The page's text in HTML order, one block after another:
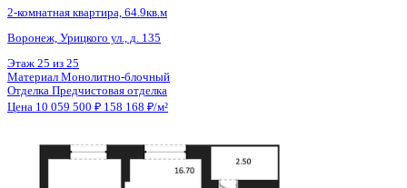
Общая площадь63.60 м²
Строительная площадь64.90 м²
Жилая площадь32.80 м²
Площадь кухни
Высота потолков2.74 м
ОтделкаПредчистовая отделка
СанузелНесколько
ЛифтДа
Да